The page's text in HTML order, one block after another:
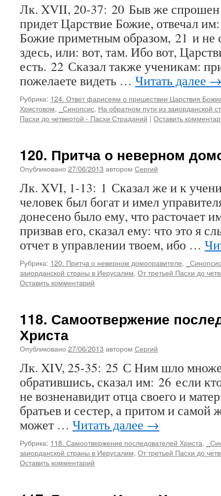
Лк. XVII, 20-37: 20 Быв же спрошен
придет Царствие Божие, отвечал
Божие приметным образом, 21 и не
здесь, или: вот, там. Ибо вот,
есть. 22 Сказал также ученикам:
пожелаете видеть … Читать далее
Рубрика: 124. Ответ фарисеям о пришествии Царствия
Христовом, _Синопсис, На обратном пути из заиорданской
Пасхи до четвертой - Пасхи Страданий | Оставить
120. Притча о неверном
Опубликовано 27/06/2013 автором Сергий
Лк. XVI, 1-13: 1 Сказал же и к
человек был богат и имел
донесено было ему, что расточает
призвав его, сказал ему: что это я
отчет в управлении твоем, ибо …
Рубрика: 120. Притча о неверном домоправителе,
_Синопсис
заиорданской страны в Иерусалим, От третьей Пасхи до
Оставить комментарий
118. Самоотвержение
Христа
Опубликовано 27/06/2013 автором Сергий
Лк. XIV, 25-35: 25 С Ним шло
обратившись, сказал им: 26 если
не возненавидит отца своего и
братьев и сестер, а притом и самой
может … Читать далее →
Рубрика: 118. Самоотвержение последователей Христа,
заиорданской страны в Иерусалим, От третьей Пасхи до
Оставить комментарий